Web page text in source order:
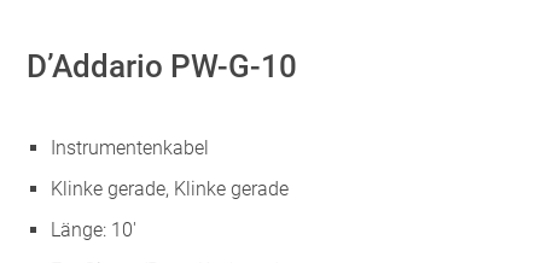
D’Addario PW-G-10
Instrumentenkabel
Klinke gerade, Klinke gerade
Länge: 10′